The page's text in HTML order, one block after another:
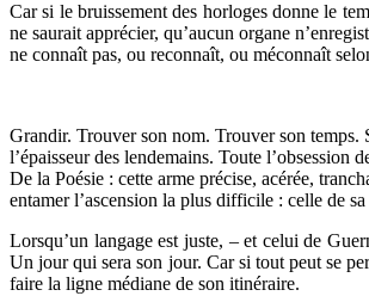
Car si le bruissement des horloges donne le
ne saurait apprécier, qu’aucun organe
ne connaît pas, ou reconnaît, ou méconnaît
Grandir. Trouver son nom. Trouver son temps.
l’épaisseur des lendemains. Toute l’obsession
De la Poésie : cette arme précise, acérée,
entamer l’ascension la plus difficile : celle de sa
Lorsqu’un langage est juste, – et celui de
Un jour qui sera son jour. Car si tout peut se
faire la ligne médiane de son itinéraire.